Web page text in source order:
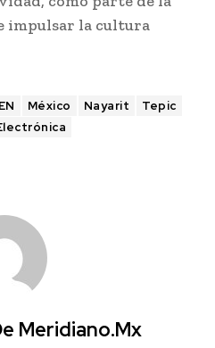
impulsar la cultura
México Nayarit
Tepic
Meridiano.mx